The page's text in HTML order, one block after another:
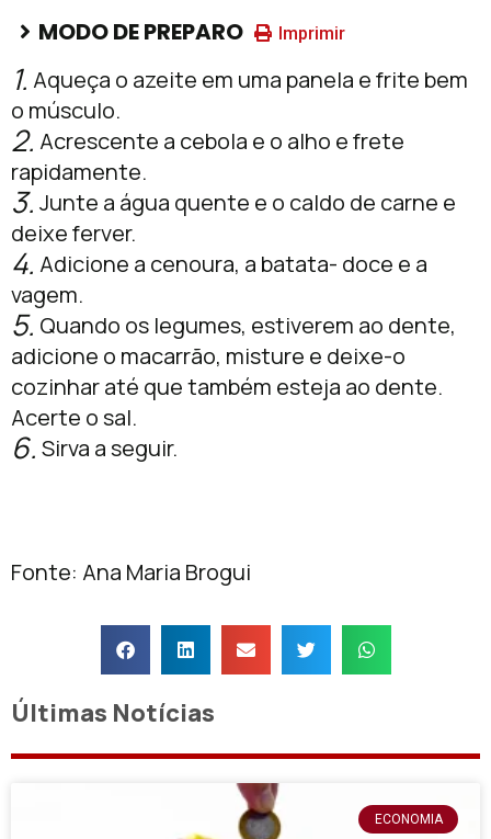
MODO DE PREPARO Imprimir
1. Aqueça o azeite em uma panela e frite bem
o músculo.
2. Acrescente a cebola e o alho e frete
rapidamente.
3. Junte a água quente e o caldo de carne e
deixe ferver.
4. Adicione a cenoura, a batata- doce e a
vagem.
5. Quando os legumes, estiverem ao dente,
adicione o macarrão, misture e deixe-o
cozinhar até que também esteja ao dente.
Acerte o sal.
6. Sirva a seguir.
Fonte: Ana Maria Brogui
Últimas Notícias
ECONOMIA